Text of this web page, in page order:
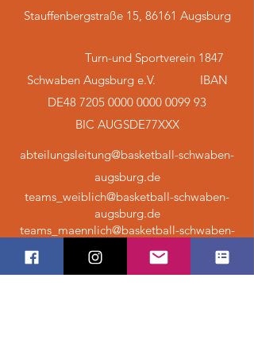
Stauffenbergstraße 15, 86161 Augsburg
Turn-und Sportverein 1847
Schwaben Augsburg e.V. IBAN
DE48 7205 0000 0000 0099 93
BIC AUGSDE77XXX
abteilungsleitung@basketball-schwaben-
augsburg.de
teams_weiblich@basketball-schwaben-
augsburg.de
teams_maennlich@basketball-schwaben-
augsburg.de